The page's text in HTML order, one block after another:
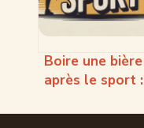
Boire une bière
après le sport :
mauvaise idée